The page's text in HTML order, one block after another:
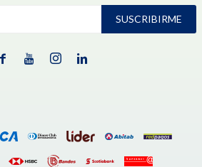
SUSCRIBIRME
   